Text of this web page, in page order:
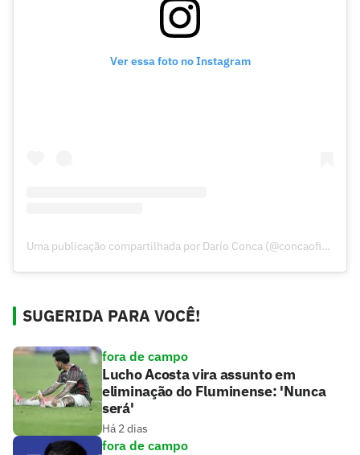
Ver essa foto no Instagram
Uma publicação compartilhada por Darío Conca (@concaoficial)
SUGERIDA PARA VOCÊ!
fora de campo
Lucho Acosta vira assunto em
eliminação do Fluminense: 'Nunca
será'
Há 2 dias
fora de campo